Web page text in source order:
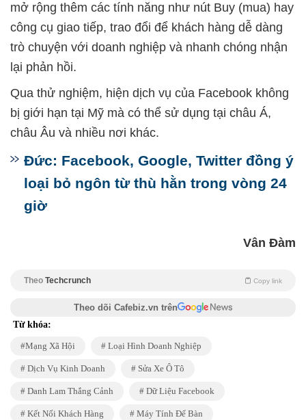
mở rộng thêm các tính năng như nút Buy (mua) hay
công cụ giao tiếp, trao đổi để khách hàng dễ dàng
trò chuyện với doanh nghiệp và nhanh chóng nhận
lại phản hồi.
Qua thử nghiệm, hiện dịch vụ của Facebook không
bị giới hạn tại Mỹ mà có thể sử dụng tại châu Á,
châu Âu và nhiều nơi khác.
Đức: Facebook, Google, Twitter đồng ý
loại bỏ ngôn từ thù hằn trong vòng 24
giờ
Vân Đàm
Theo Techcrunch Copy link
Theo dõi Cafebiz.vn trên
Từ khóa:
Mạng Xã Hội Loại Hình Doanh Nghiệp
Dịch Vụ Kinh Doanh Sửa Xe Ô Tô
Danh Lam Thắng Cảnh Dữ Liệu Facebook
Kết Nối Khách Hàng Máy Tính Để Bàn